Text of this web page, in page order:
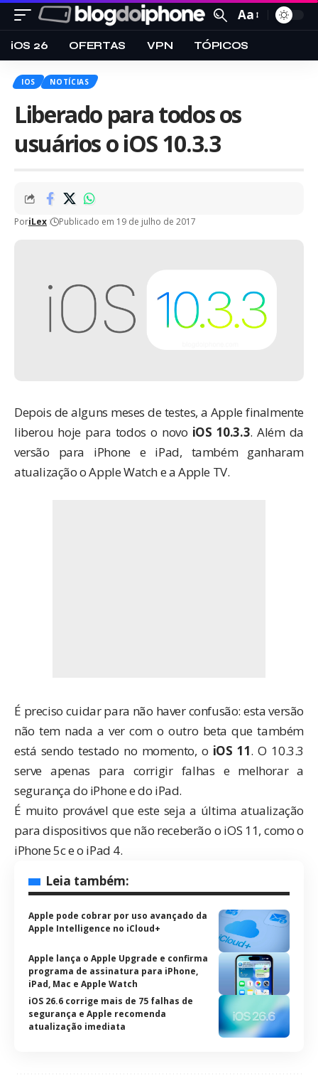
Aa
iOS 26 OFERTAS VPN TÓPICOS
IOS NOTÍCIAS
Liberado para todos os
usuários o iOS 10.3.3
PoriLex Publicado em 19 de julho de 2017
Depois de alguns meses de testes, a Apple finalmente
liberou hoje para todos o novo iOS 10.3.3. Além da
versão para iPhone e iPad, também ganharam
atualização o Apple Watch e a Apple TV.
É preciso cuidar para não haver confusão: esta versão
não tem nada a ver com o outro beta que também
está sendo testado no momento, o iOS 11. O 10.3.3
serve apenas para corrigir falhas e melhorar a
segurança do iPhone e do iPad.
É muito provável que este seja a última atualização
para dispositivos que não receberão o iOS 11, como o
iPhone 5c e o iPad 4.
Leia também:
Apple pode cobrar por uso avançado da
Apple Intelligence no iCloud+
Apple lança o Apple Upgrade e confirma
programa de assinatura para iPhone,
iPad, Mac e Apple Watch
iOS 26.6 corrige mais de 75 falhas de
segurança e Apple recomenda
atualização imediata